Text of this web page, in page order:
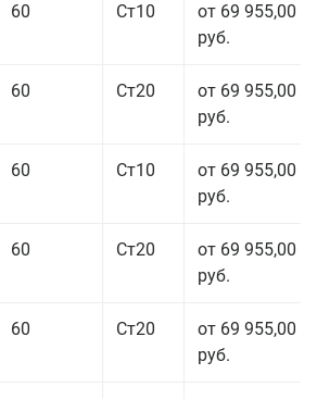
60 Ст10
от 69 955,00
руб.
60 Ст20
от 69 955,00
руб.
60 Ст10
от 69 955,00
руб.
60 Ст20
от 69 955,00
руб.
60 Ст20
от 69 955,00
руб.